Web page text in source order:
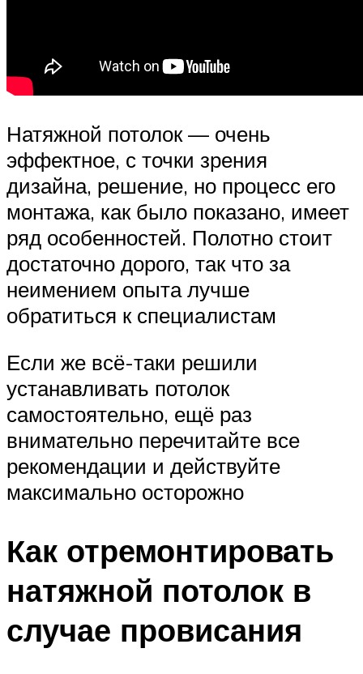
Натяжной потолок — очень
эффектное, с точки зрения
дизайна, решение, но процесс его
монтажа, как было показано, имеет
ряд особенностей. Полотно стоит
достаточно дорого, так что за
неимением опыта лучше
обратиться к специалистам
Если же всё-таки решили
устанавливать потолок
самостоятельно, ещё раз
внимательно перечитайте все
рекомендации и действуйте
максимально осторожно
Как отремонтировать
натяжной потолок в
случае провисания